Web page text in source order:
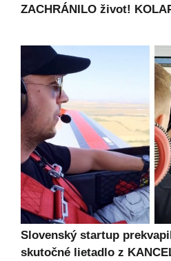
ZACHRÁNILO život!
Slovenský startup
skutočné lietadlo z